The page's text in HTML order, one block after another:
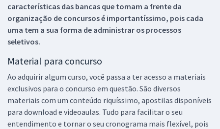
características das bancas que tomam a frente da
organização de concursos é importantíssimo, pois cada
uma tem a sua forma de administrar os processos
seletivos.
Material para concurso
Ao adquirir algum curso, você passa a ter acesso a materiais
exclusivos para o concurso em questão. São diversos
materiais com um conteúdo riquíssimo, apostilas disponíveis
para download e videoaulas. Tudo para facilitar o seu
entendimento e tornar o seu cronograma mais flexível, pois